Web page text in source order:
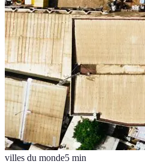
villes du monde5 min